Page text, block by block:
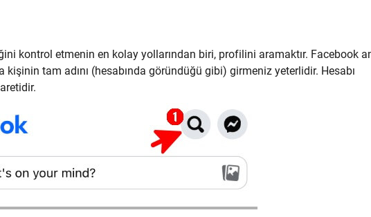
kontrol etmenin en kolay yollarından biri, profilini aramaktır. Facebook
kişinin tam adını (hesabında göründüğü gibi) girmeniz yeterlidir. Hesabı